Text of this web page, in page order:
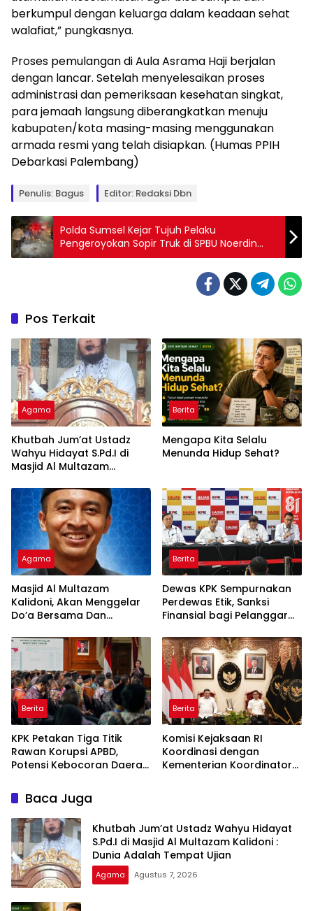
berkumpul dengan keluarga dalam keadaan sehat
walafiat,” pungkasnya.
Proses pemulangan di Aula Asrama Haji berjalan
dengan lancar. Setelah menyelesaikan proses
administrasi dan pemeriksaan kesehatan singkat,
para jemaah langsung diberangkatkan menuju
kabupaten/kota masing-masing menggunakan
armada resmi yang telah disiapkan. (Humas PPIH
Debarkasi Palembang)
Penulis: Bagus Editor: Redaksi Dbn
Polda Sumsel Kejar Tujuh Pelaku
Pengeroyokan Sopir Truk di SPBU Noerdin
Pandji Palembang
Pos Terkait
Agama
Khutbah Jum’at Ustadz
Wahyu Hidayat S.Pd.I di
Masjid Al Multazam
Tempat Ujian
Berita
Mengapa Kita Selalu
Menunda Hidup Sehat?
Agama
Masjid Al Multazam
Kalidoni, Akan Menggelar
Do’a Bersama Dan
RI Ke-81 Dengan
Pembicara Ustadz Qoim
Nur’aini M.Pd
Berita
Dewas KPK Sempurnakan
Perdewas Etik, Sanksi
Finansial bagi Pelanggar
Berita
KPK Petakan Tiga Titik
Rawan Korupsi APBD,
Potensi Kebocoran Daerah
Dimitigasi
Berita
Komisi Kejaksaan RI
Koordinasi dengan
Kementerian Koordinator
dan TPPU Mantan
Jampidsus, FA
Baca Juga
Khutbah Jum’at Ustadz Wahyu Hidayat
S.Pd.I di Masjid Al Multazam Kalidoni :
Dunia Adalah Tempat Ujian
Agama Agustus 7, 2026